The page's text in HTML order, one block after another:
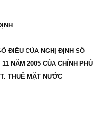
ĐIỀU CỦA NGHỊ ĐỊNH SỐ
NĂM 2005 CỦA CHÍNH PHỦ
THUÊ MẶT NƯỚC